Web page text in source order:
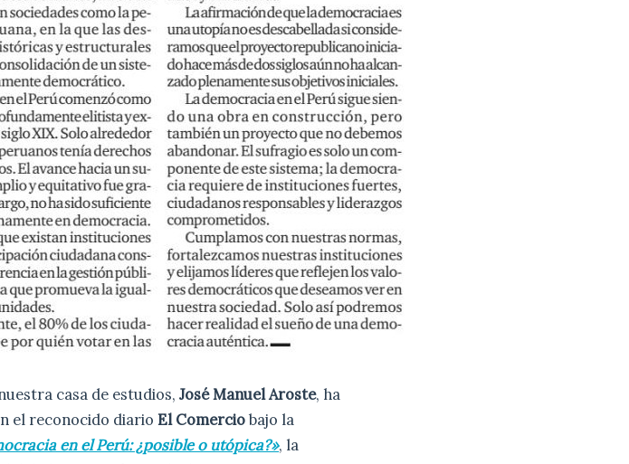
casa de estudios,José Manuel Aroste, ha
el reconocido diarioEl Comerciobajo la
en el Perú: ¿posible o utópica?», la